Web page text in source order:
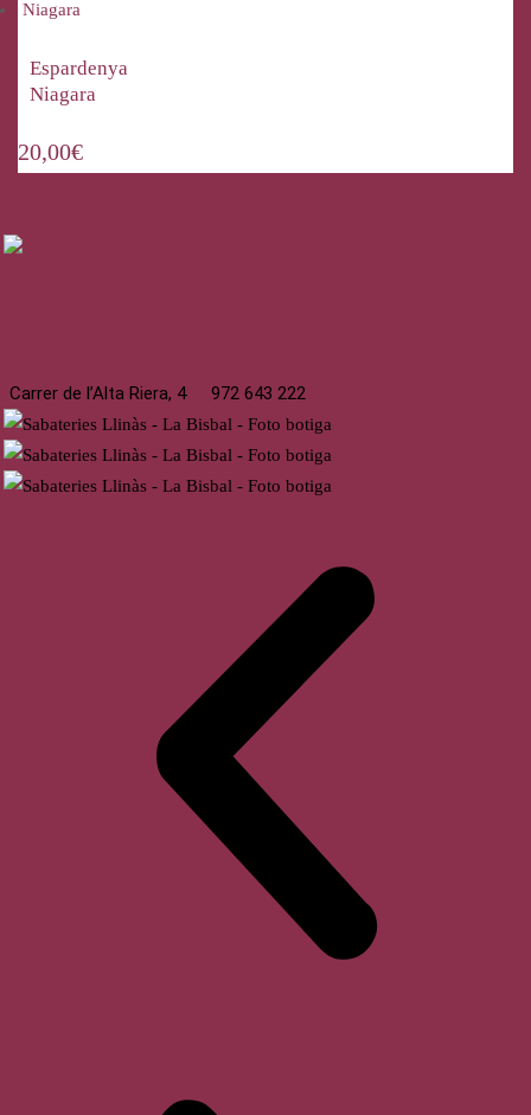
Espardenya
Niagara
20,00€
Carrer de l’Alta Riera, 4 972 643 222